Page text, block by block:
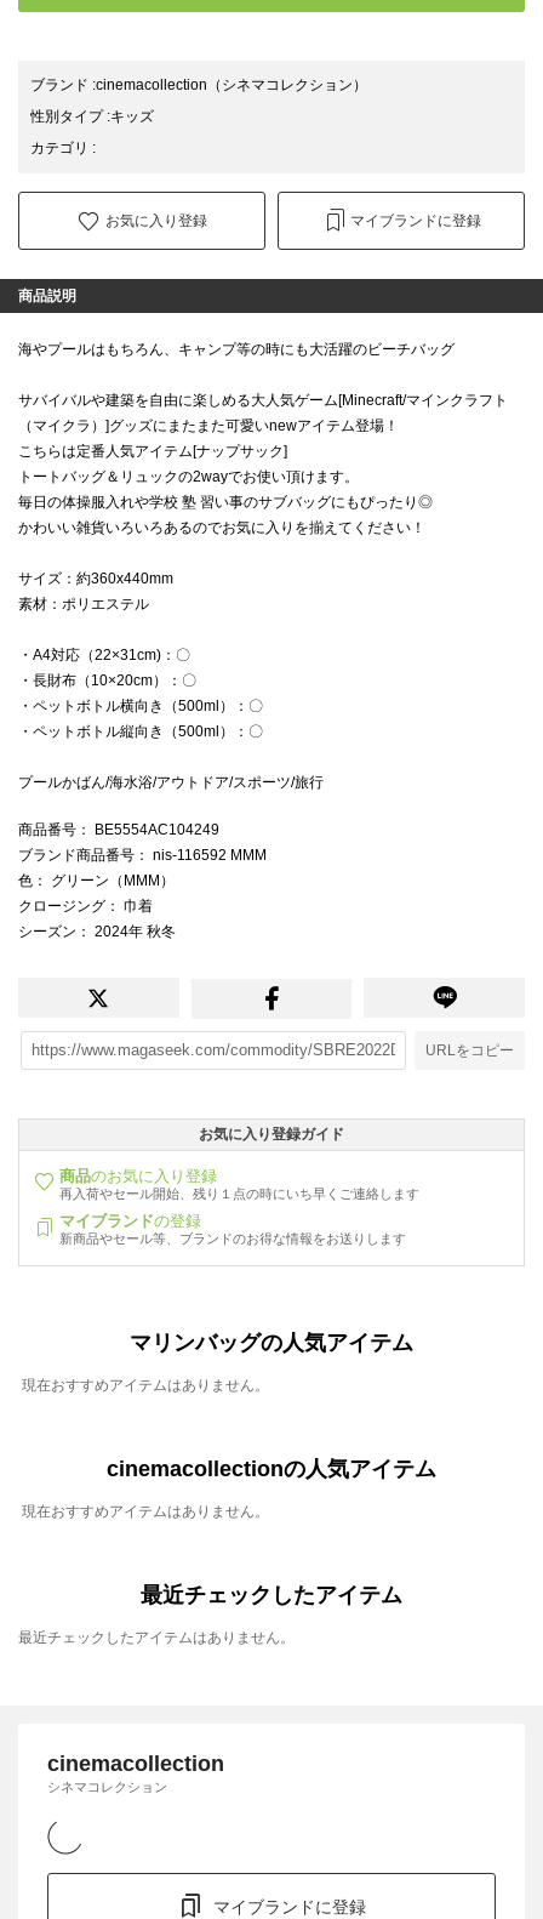
ブランド :cinemacollection （シネマコレクション）
性別タイプ:キッズ
カテゴリ :
お気に入り登録 マイブランドに登録
商品説明
海やプールはもちろん、キャンプ等の時にも大活躍のビーチバッグ
サバイバルや建築を自由に楽しめる大人気ゲーム[Minecraft/マインクラフト
（マイクラ）]グッズにまたまた可愛いnewアイテム登場！
こちらは定番人気アイテム[ナップサック]
トートバッグ＆リュックの2wayでお使い頂けます。
毎日の体操服入れや学校 塾 習い事のサブバッグにもぴったり◎
かわいい雑貨いろいろあるのでお気に入りを揃えてください！
サイズ：約360x440mm
素材：ポリエステル
・A4対応（22×31cm)：〇
・長財布（10×20cm）：〇
・ペットボトル横向き（500ml）：〇
・ペットボトル縦向き（500ml）：〇
プールかばん/海水浴/アウトドア/スポーツ/旅行
商品番号 ： BE5554AC104249
ブランド商品番号 ： nis-116592 MMM
色 ： グリーン（MMM）
クロージング ： 巾着
シーズン ： 2024年 秋冬
URLをコピー
お気に入り登録ガイド
商品のお気に入り登録
再入荷やセール開始、残り１点の時にいち早くご連絡します
マイブランドの登録
新商品やセール等、ブランドのお得な情報をお送りします
マリンバッグの人気アイテム
現在おすすめアイテムはありません。
cinemacollectionの人気アイテム
現在おすすめアイテムはありません。
最近チェックしたアイテム
最近チェックしたアイテムはありません。
cinemacollection
シネマコレクション
マイブランドに登録